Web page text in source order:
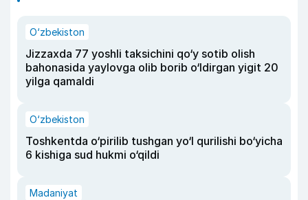
O‘zbekiston
Jizzaxda 77 yoshli taksichini qo‘y sotib olish
bahonasida yaylovga olib borib o‘ldirgan yigit 20
yilga qamaldi
O‘zbekiston
Toshkentda o‘pirilib tushgan yo‘l qurilishi bo‘yicha
6 kishiga sud hukmi o‘qildi
Madaniyat